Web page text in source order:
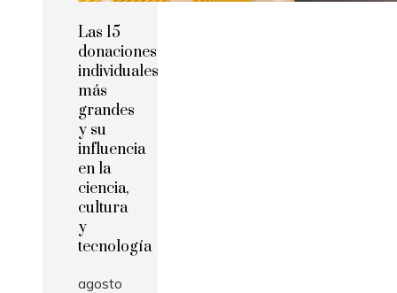
Las 15
donaciones
individuales
más
grandes
y su
influencia
en la
ciencia,
cultura
y
tecnología
agosto